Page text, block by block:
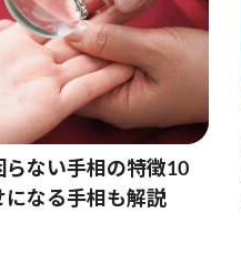
らない手相の特徴10
になる手相も解説